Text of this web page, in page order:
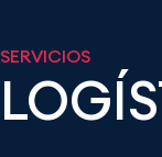
SERVICIOS